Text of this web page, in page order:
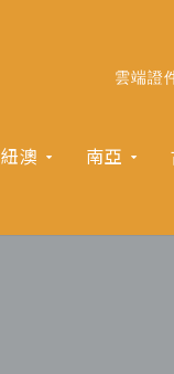
雲端證
紐澳 南亞